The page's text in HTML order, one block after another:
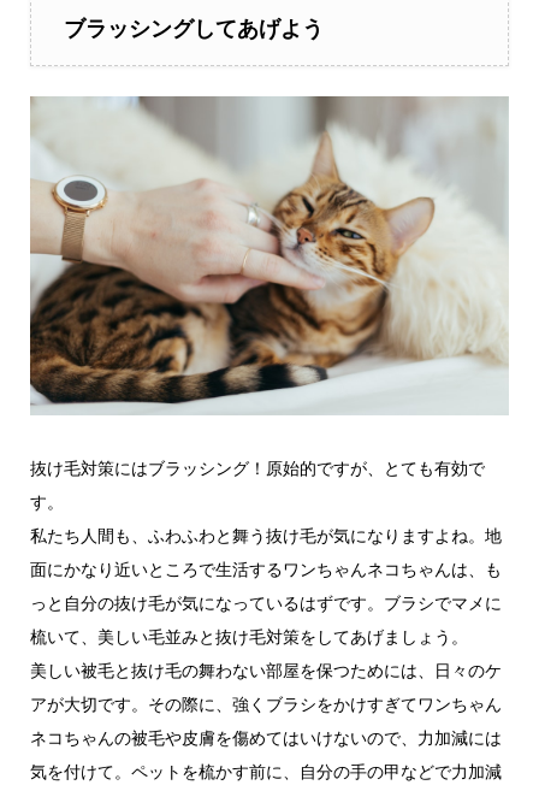
ブラッシングしてあげよう
抜け毛対策にはブラッシング！原始的ですが、とても有効で
す。
私たち人間も、ふわふわと舞う抜け毛が気になりますよね。地
面にかなり近いところで生活するワンちゃんネコちゃんは、も
っと自分の抜け毛が気になっているはずです。ブラシでマメに
梳いて、美しい毛並みと抜け毛対策をしてあげましょう。
美しい被毛と抜け毛の舞わない部屋を保つためには、日々のケ
アが大切です。その際に、強くブラシをかけすぎてワンちゃん
ネコちゃんの被毛や皮膚を傷めてはいけないので、力加減には
気を付けて。ペットを梳かす前に、自分の手の甲などで力加減